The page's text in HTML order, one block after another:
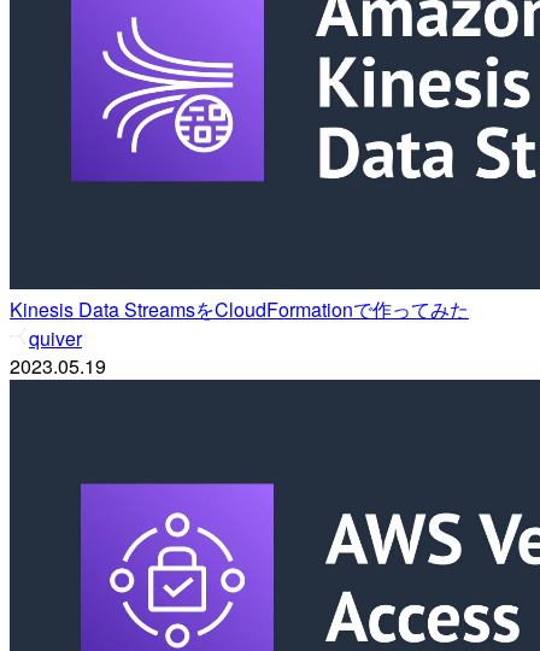
Kinesis Data StreamsをCloudFormationで作ってみた
quiver
2023.05.19